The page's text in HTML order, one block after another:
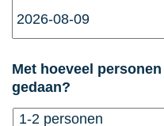
dash
Met hoeveel
gedaan?